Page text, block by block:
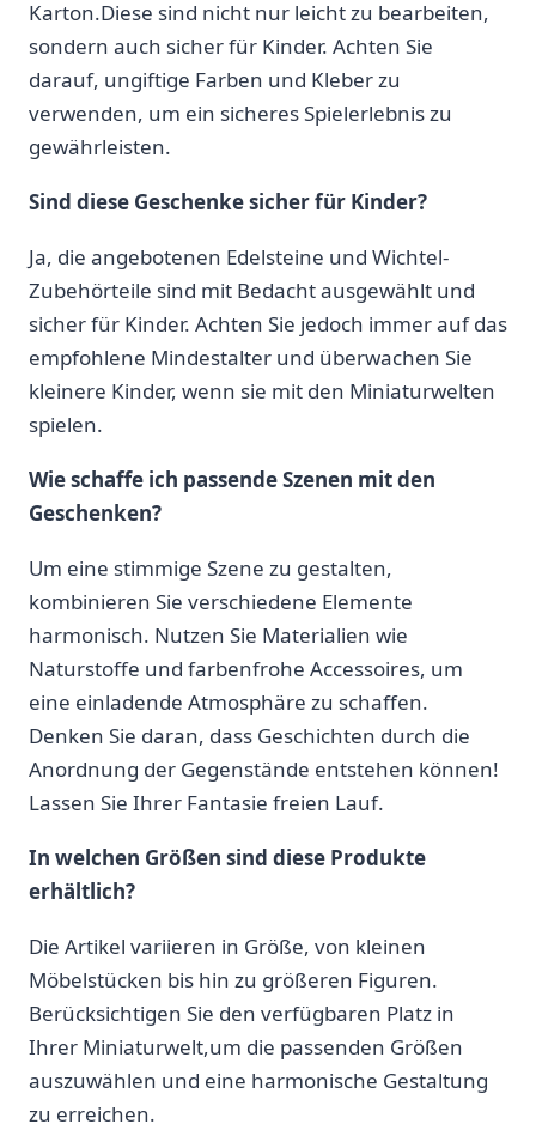
Karton.Diese sind nicht nur leicht zu bearbeiten,
sondern auch sicher für Kinder.⁢ Achten Sie
darauf, ungiftige ‍Farben und Kleber zu
verwenden, um ein sicheres Spielerlebnis zu
gewährleisten.
Sind diese Geschenke ‌sicher für Kinder?
Ja, die angebotenen Edelsteine und Wichtel-
Zubehörteile sind mit Bedacht ausgewählt und
sicher für Kinder.‍ Achten Sie jedoch immer auf das
empfohlene Mindestalter und überwachen Sie
kleinere Kinder, wenn sie mit den Miniaturwelten
spielen.
Wie schaffe ich passende ⁣Szenen‍ mit den
Geschenken?
Um eine‍ stimmige Szene zu gestalten,
kombinieren Sie verschiedene Elemente
harmonisch. Nutzen ‌Sie Materialien wie
Naturstoffe⁣ und farbenfrohe‍ Accessoires, um
eine einladende ⁢Atmosphäre‌ zu schaffen.
Denken Sie⁢ daran, dass Geschichten durch die
Anordnung der Gegenstände entstehen‌ können!
Lassen⁤ Sie Ihrer⁢ Fantasie freien Lauf.
In welchen⁤ Größen sind diese Produkte⁤
erhältlich?
Die Artikel​ variieren in Größe, von⁤ kleinen
Möbelstücken bis‍ hin zu ⁤größeren⁢ Figuren.
Berücksichtigen Sie den verfügbaren Platz in
Ihrer Miniaturwelt,um die​ passenden Größen
auszuwählen ⁣und eine harmonische Gestaltung
zu erreichen.